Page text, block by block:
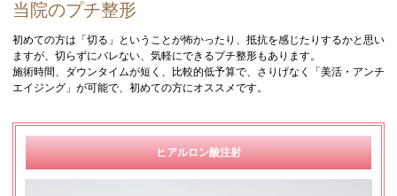
当院のプチ整形
初めての方は「切る」ということが怖かったり、抵抗を感じたりするかと思い
ますが、切らずにバレない、気軽にできるプチ整形もあります。
施術時間、ダウンタイムが短く、比較的低予算で、さりげなく「美活・アンチ
エイジング」が可能で、初めての方にオススメです。
ヒアルロン酸注射